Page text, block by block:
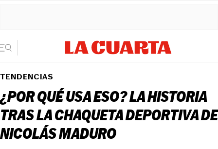
TENDENCIAS
¿POR QUÉ USA ESO? LA HISTORIA
TRAS LA CHAQUETA DEPORTIVA DE
NICOLÁS MADURO